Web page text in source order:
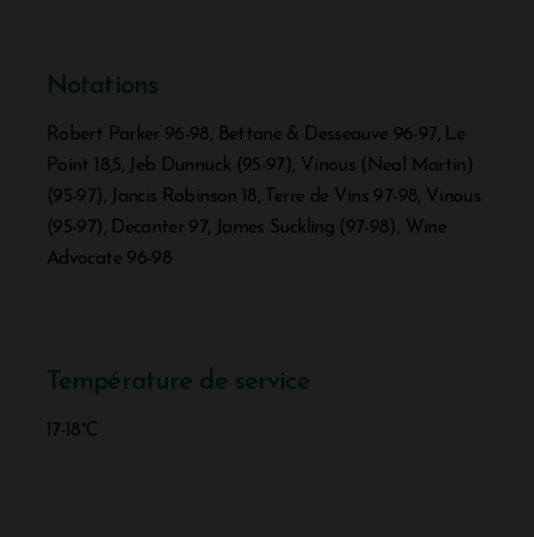
Notations
Robert Parker 96-98, Bettane & Desseauve 96-97, Le
Point 18,5, Jeb Dunnuck (95-97), Vinous (Neal Martin)
(95-97), Jancis Robinson 18, Terre de Vins 97-98, Vinous
(95-97), Decanter 97, James Suckling (97-98), Wine
Advocate 96-98
Température de service
17-18°C